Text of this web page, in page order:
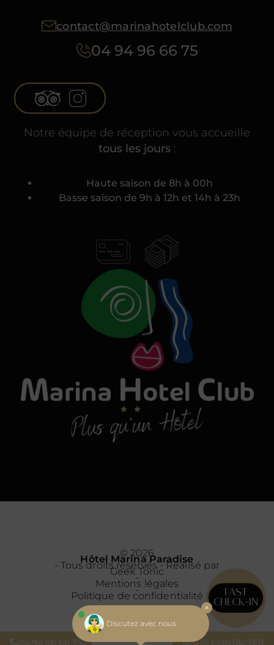
04 94 96 66 75 NOUS CONTACTER
contact@marinahotelclub.com
04 94 96 66 75
Notre équipe de réception vous accueille
tous les jours:
Haute saison de 8h à 00h
Basse saison de 9h à 12h et 14h à 23h
FAST
CHECK-IN
© 2026
Hôtel Marina Paradise
- Tous droits réservés - Réalisé par
Geek Tonic
-
Mentions légales
-
Politique de confidentialité
Discutez avec nous